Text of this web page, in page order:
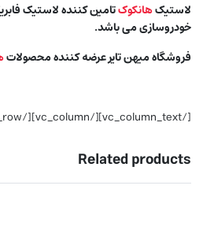
لاستیکهانکوکتامین کننده لاستیک
خودروسازی می باشد.
فروشگاه میهن تایر عرضه کننده محصولات
[/vc_column_text][/vc_column][/vc_row]
Related products